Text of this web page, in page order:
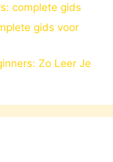
complete gids
gids voor
Zo Leer Je